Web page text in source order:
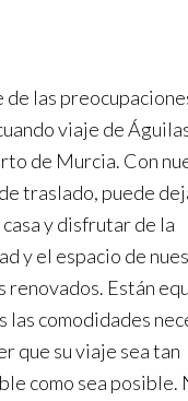
las
viaje de
de Murcia. Con
traslado, puede
casa y disfrutar de la
y el espacio de
renovados. Están
las comodidades
que su viaje sea tan
como sea posible.